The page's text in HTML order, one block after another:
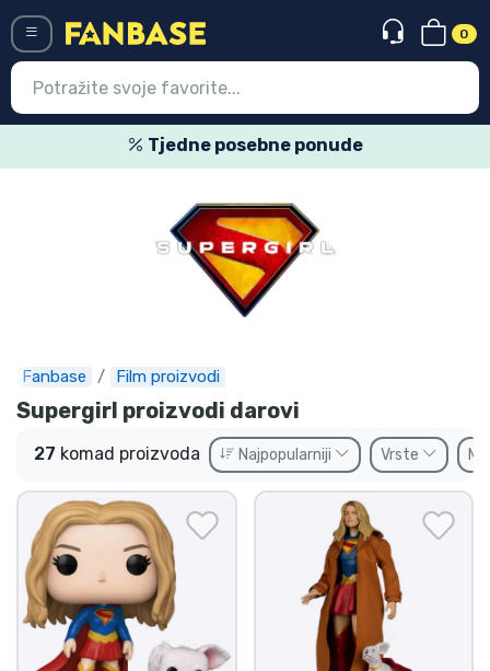
0
Tjedne posebne ponude
Fanbase Film proizvodi
Supergirl proizvodi darovi
27 komad proizvoda Najpopularniji Vrste
Najnovije proizvodi
Prednarudžbe
Outlet proizvodi
Dostava i plaćanje
TV serija proizvodi
Film proizvodi